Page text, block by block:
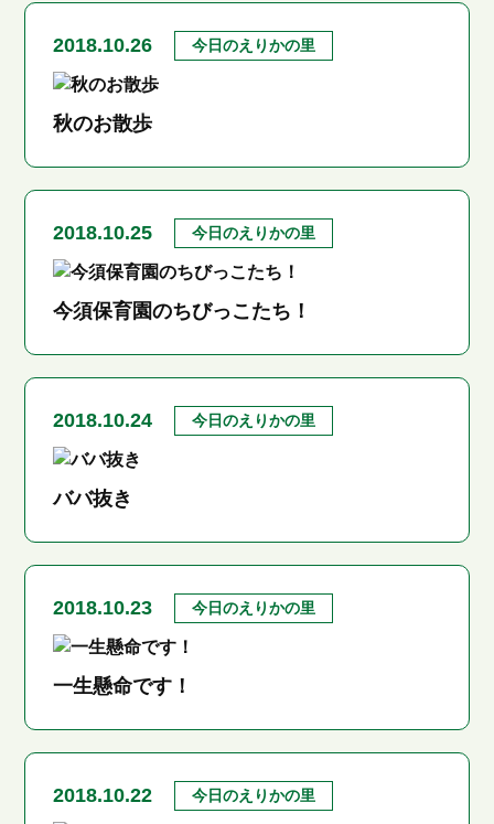
2018.10.26 今日のえりかの里
秋のお散歩
2018.10.25 今日のえりかの里
今須保育園のちびっこたち！
2018.10.24 今日のえりかの里
ババ抜き
2018.10.23 今日のえりかの里
一生懸命です！
2018.10.22 今日のえりかの里